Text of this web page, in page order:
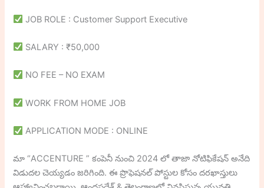
JOB ROLE : Customer Support Executive
SALARY : ₹50,000
NO FEE – NO EXAM
WORK FROM HOME JOB
APPLICATION MODE : ONLINE
మా “ACCENTURE ” కంపెనీ నుంచి 2024 లో తాజా నోటిఫికేషన్ అనేది
విడుదల చెయ్యడం జరిగింది. ఈ ప్రొఫెషనల్ పోస్టుల కోసం దరఖాస్తులు